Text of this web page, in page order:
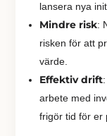
lansera nya
Mindre risk:
risken för att
värde.
Effektiv drift
arbete med
frigör tid för er